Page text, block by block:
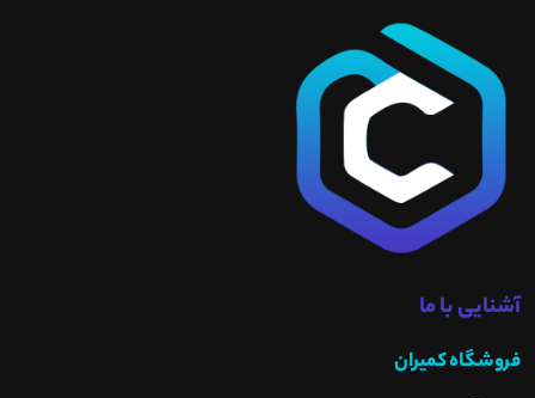
آشنایی با ما
فروشگاه کمیران